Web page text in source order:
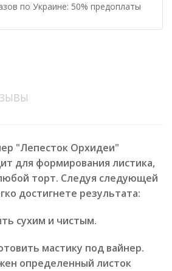
по Украине: 50% предоплаты
"Лепесток Орхидеи"
для формирования листика,
торт. Следуя следующей
достигнете результата:
сухим и чистым.
мастику под вайнер.
определенный листок